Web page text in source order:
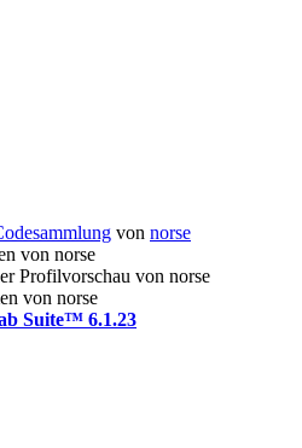
von norse
von norse
Profilvorschau von norse
von norse
Suite™ 6.1.23